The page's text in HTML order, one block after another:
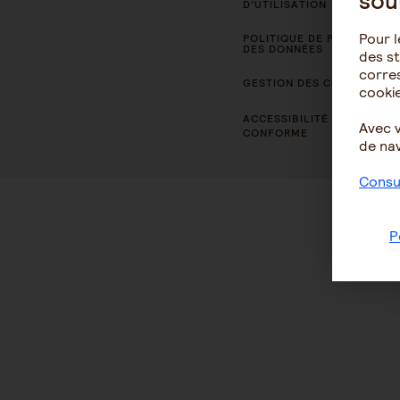
D’UTILISATION
POLITIQUE DE PROTECTION
DES DONNÉES
GESTION DES COOKIES
ACCESSIBILITÉ : NON
CONFORME
Pour
des
Avec
de